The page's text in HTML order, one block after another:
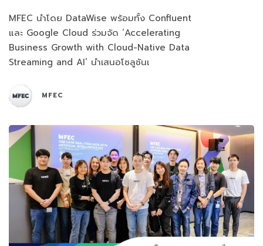
MFEC นำโดย DataWise พร้อมทั้ง Confluent
และ Google Cloud ร่วมจัด ‘Accelerating
Business Growth with Cloud-Native Data
Streaming and AI’ นำเสนอโซลูชันเ
MFEC